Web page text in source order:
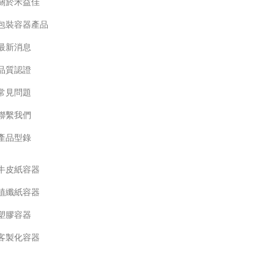
裝容器產品
新消息
質認證
見問題
繫我們
品型錄
皮紙容器
纖紙容器
膠容器
製化容器